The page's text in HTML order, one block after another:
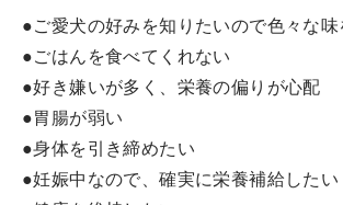
●ご愛犬の好みを知りたいので色々な味
●ごはんを食べてくれない
●好き嫌いが多く、栄養の偏りが心配
●胃腸が弱い
●身体を引き締めたい
●妊娠中なので、確実に栄養補給したい